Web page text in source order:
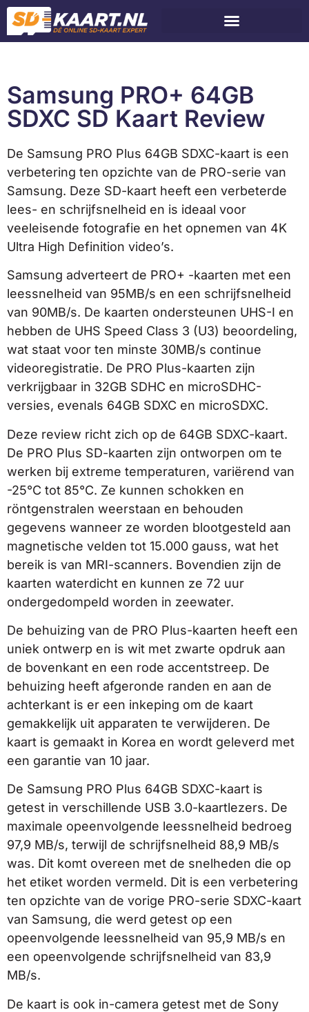
Samsung PRO+ 64GB
SDXC SD Kaart Review
De Samsung PRO Plus 64GB SDXC-kaart is een
verbetering ten opzichte van de PRO-serie van
Samsung. Deze SD-kaart heeft een verbeterde
lees- en schrijfsnelheid en is ideaal voor
veeleisende fotografie en het opnemen van 4K
Ultra High Definition video’s.
Samsung adverteert de PRO+ -kaarten met een
leessnelheid van 95MB/s en een schrijfsnelheid
van 90MB/s. De kaarten ondersteunen UHS-I en
hebben de UHS Speed Class 3 (U3) beoordeling,
wat staat voor ten minste 30MB/s continue
videoregistratie. De PRO Plus-kaarten zijn
verkrijgbaar in 32GB SDHC en microSDHC-
versies, evenals 64GB SDXC en microSDXC.
Deze review richt zich op de 64GB SDXC-kaart.
De PRO Plus SD-kaarten zijn ontworpen om te
werken bij extreme temperaturen, variërend van
-25°C tot 85°C. Ze kunnen schokken en
röntgenstralen weerstaan en behouden
gegevens wanneer ze worden blootgesteld aan
magnetische velden tot 15.000 gauss, wat het
bereik is van MRI-scanners. Bovendien zijn de
kaarten waterdicht en kunnen ze 72 uur
ondergedompeld worden in zeewater.
De behuizing van de PRO Plus-kaarten heeft een
uniek ontwerp en is wit met zwarte opdruk aan
de bovenkant en een rode accentstreep. De
behuizing heeft afgeronde randen en aan de
achterkant is er een inkeping om de kaart
gemakkelijk uit apparaten te verwijderen. De
kaart is gemaakt in Korea en wordt geleverd met
een garantie van 10 jaar.
De Samsung PRO Plus 64GB SDXC-kaart is
getest in verschillende USB 3.0-kaartlezers. De
maximale opeenvolgende leessnelheid bedroeg
97,9 MB/s, terwijl de schrijfsnelheid 88,9 MB/s
was. Dit komt overeen met de snelheden die op
het etiket worden vermeld. Dit is een verbetering
ten opzichte van de vorige PRO-serie SDXC-kaart
van Samsung, die werd getest op een
opeenvolgende leessnelheid van 95,9 MB/s en
een opeenvolgende schrijfsnelheid van 83,9
MB/s.
De kaart is ook in-camera getest met de Sony